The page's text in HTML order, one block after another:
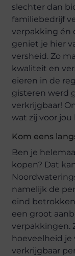
slechter dan
familiebedrijf
verpakking én
geniet je hier
versheid. Zo
kwaliteit en
eieren in de
gisteren werd
verkrijgbaar!
wat zij voor
Kom eens
Ben je
kopen? Dat
namelijk de
eind
een groot
verpakkingen.
hoeveelheid je
verkrijgbaar